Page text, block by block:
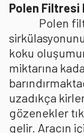
Polen Filtresi
Polen
koku
miktarına
uzadıkça
gözenekler
gelir. Aracın